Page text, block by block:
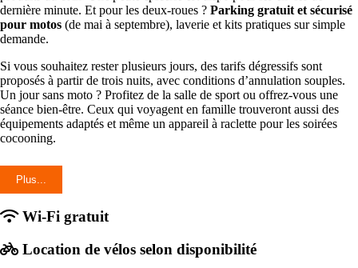
dernière minute. Et pour les deux-roues ? Parking gratuit et sécurisé
pour motos (de mai à septembre), laverie et kits pratiques sur simple
demande.
Si vous souhaitez rester plusieurs jours, des tarifs dégressifs sont
proposés à partir de trois nuits, avec conditions d’annulation souples.
Un jour sans moto ? Profitez de la salle de sport ou offrez-vous une
séance bien-être. Ceux qui voyagent en famille trouveront aussi des
équipements adaptés et même un appareil à raclette pour les soirées
cocooning.
Avec son accueil chaleureux, son confort bien pensé et sa situation
idéale entre lac et montagnes, la
Chaletest un vrai repaire pour les amoureux de la moto. Que ce soit
pour une étape ou pour un séjour plus long, ici, tout est fait pour que
votre aventure enHaute-Savoie
Plus...
Wi-Fi gratuit
Location de vélos selon disponibilité